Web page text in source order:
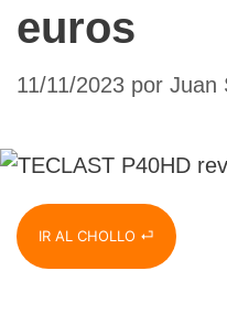
euros
11/11/2023 por Juan
IR AL CHOLLO ⏎